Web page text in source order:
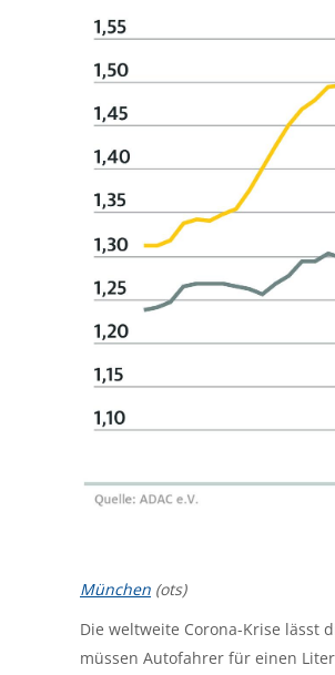
München (ots)
Die weltweite Corona-Krise lässt
müssen Autofahrer für einen